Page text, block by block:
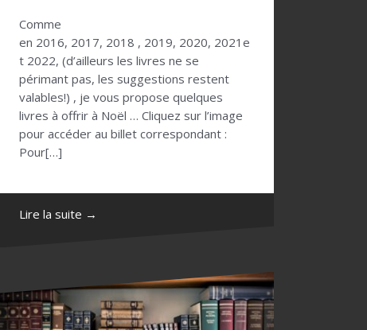
Comme
en 2016, 2017, 2018 , 2019, 2020, 2021e
t 2022, (d’ailleurs les livres ne se
périmant pas, les suggestions restent
valables!) , je vous propose quelques
livres à offrir à Noël … Cliquez sur l’image
pour accéder au billet correspondant :
Pour[…]
Lire la suite →